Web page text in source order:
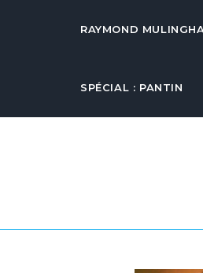
RAYMOND
SPÉCIAL : PANTIN